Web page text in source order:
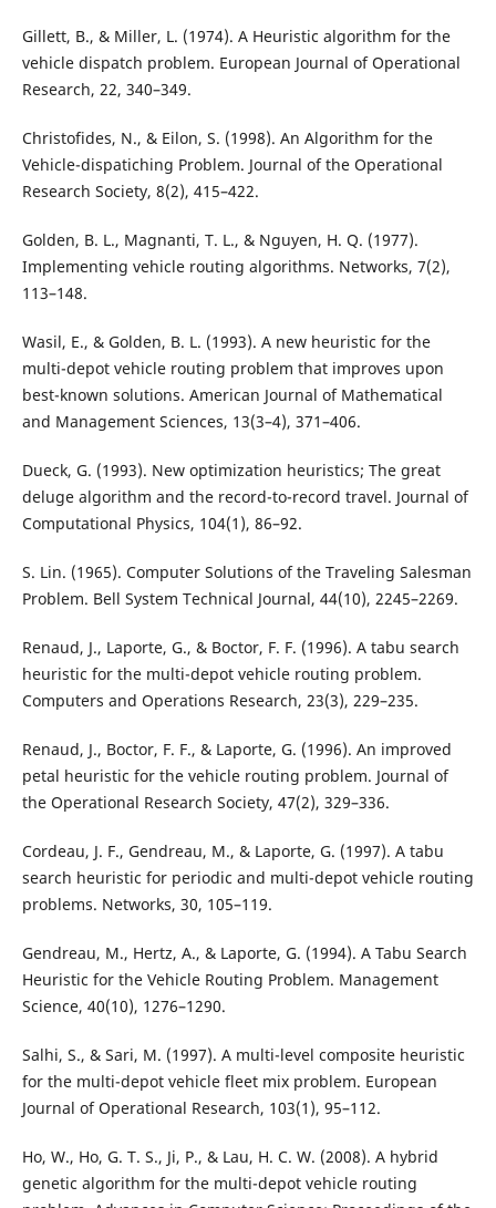
Gillett, B., & Miller, L. (1974). A Heuristic algorithm for the
vehicle dispatch problem. European Journal of Operational
Research, 22, 340–349.
Christofides, N., & Eilon, S. (1998). An Algorithm for the
Vehicle-dispatiching Problem. Journal of the Operational
Research Society, 8(2), 415–422.
Golden, B. L., Magnanti, T. L., & Nguyen, H. Q. (1977).
Implementing vehicle routing algorithms. Networks, 7(2),
113–148.
Wasil, E., & Golden, B. L. (1993). A new heuristic for the
multi-depot vehicle routing problem that improves upon
best-known solutions. American Journal of Mathematical
and Management Sciences, 13(3–4), 371–406.
Dueck, G. (1993). New optimization heuristics; The great
deluge algorithm and the record-to-record travel. Journal of
Computational Physics, 104(1), 86–92.
S. Lin. (1965). Computer Solutions of the Traveling Salesman
Problem. Bell System Technical Journal, 44(10), 2245–2269.
Renaud, J., Laporte, G., & Boctor, F. F. (1996). A tabu search
heuristic for the multi-depot vehicle routing problem.
Computers and Operations Research, 23(3), 229–235.
Renaud, J., Boctor, F. F., & Laporte, G. (1996). An improved
petal heuristic for the vehicle routing problem. Journal of
the Operational Research Society, 47(2), 329–336.
Cordeau, J. F., Gendreau, M., & Laporte, G. (1997). A tabu
search heuristic for periodic and multi-depot vehicle routing
problems. Networks, 30, 105–119.
Gendreau, M., Hertz, A., & Laporte, G. (1994). A Tabu Search
Heuristic for the Vehicle Routing Problem. Management
Science, 40(10), 1276–1290.
Salhi, S., & Sari, M. (1997). A multi-level composite heuristic
for the multi-depot vehicle fleet mix problem. European
Journal of Operational Research, 103(1), 95–112.
Ho, W., Ho, G. T. S., Ji, P., & Lau, H. C. W. (2008). A hybrid
genetic algorithm for the multi-depot vehicle routing